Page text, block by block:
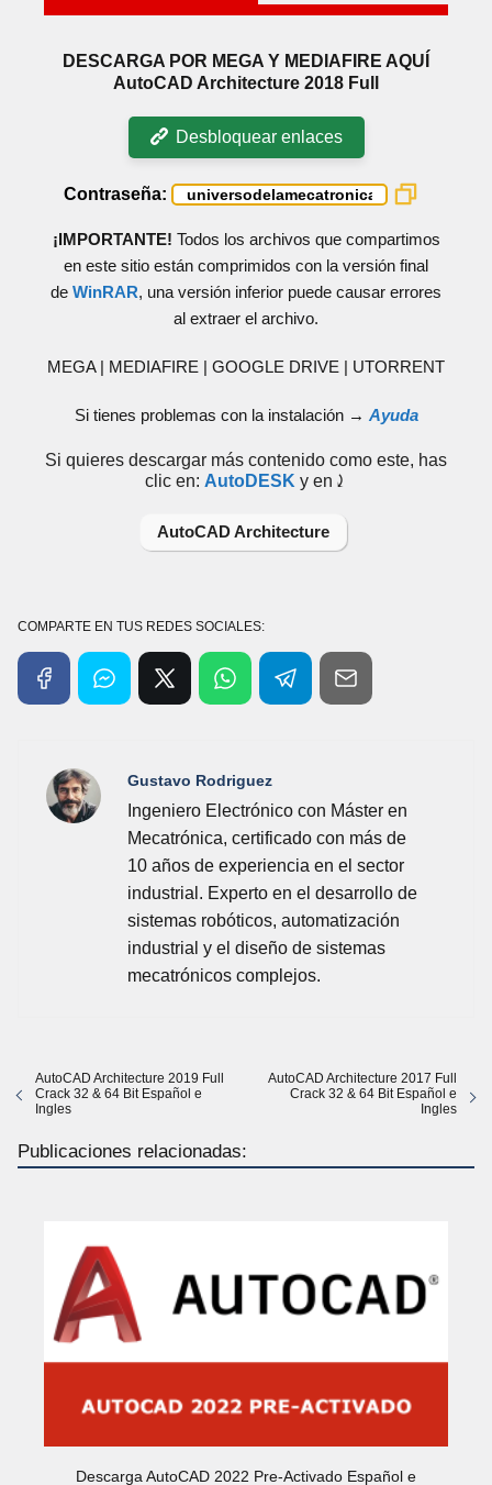
DESCARGA POR MEGA Y MEDIAFIRE AQUÍ
AutoCAD Architecture 2018 Full
Desbloquear enlaces
Contraseña:
¡IMPORTANTE! Todos los archivos que compartimos
en este sitio están comprimidos con la versión final
de WinRAR, una versión inferior puede causar errores
al extraer el archivo.
MEGA | MEDIAFIRE | GOOGLE DRIVE | UTORRENT
Si tienes problemas con la instalación → Ayuda
Si quieres descargar más contenido como este, has
clic en: AutoDESK y en⤸
AutoCAD Architecture
COMPARTE EN TUS REDES SOCIALES:
Gustavo Rodriguez
Ingeniero Electrónico con Máster en
Mecatrónica, certificado con más de
10 años de experiencia en el sector
industrial. Experto en el desarrollo de
sistemas robóticos, automatización
industrial y el diseño de sistemas
mecatrónicos complejos.
AutoCAD Architecture 2019 Full
Crack 32 & 64 Bit Español e
Ingles
AutoCAD Architecture 2017 Full
Crack 32 & 64 Bit Español e
Ingles
Publicaciones relacionadas:
Descarga AutoCAD 2022 Pre-Activado Español e